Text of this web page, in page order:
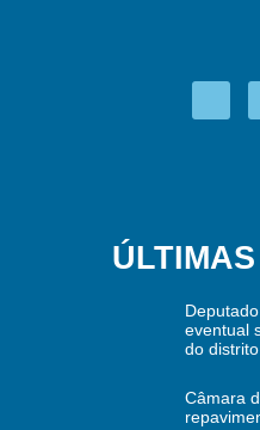
eventual
do
Câmara